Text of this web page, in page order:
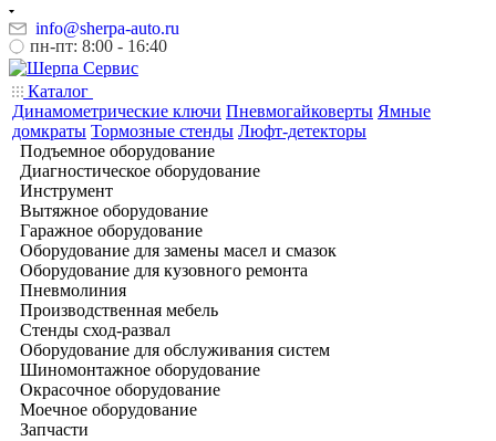
info@sherpa-auto.ru
пн-пт: 8:00 - 16:40
Каталог
Динамометрические ключи Пневмогайковерты Ямные
домкраты Тормозные стенды Люфт-детекторы
Подъемное оборудование
Диагностическое оборудование
Инструмент
Вытяжное оборудование
Гаражное оборудование
Оборудование для замены масел и смазок
Оборудование для кузовного ремонта
Пневмолиния
Производственная мебель
Стенды сход-развал
Оборудование для обслуживания систем
Шиномонтажное оборудование
Окрасочное оборудование
Моечное оборудование
Запчасти